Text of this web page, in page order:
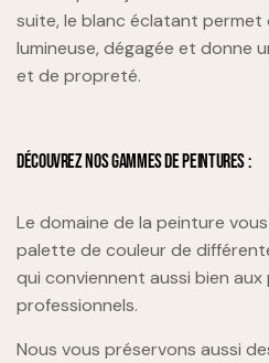
suite, le blanc éclatant permet
lumineuse, dégagée et donne
et de propreté.
DÉCOUVREZ NOS GAMMES DE PEINTURES :
Le domaine de la peinture
palette de couleur de
qui conviennent aussi bien aux
professionnels.
Nous vous préservons aussi